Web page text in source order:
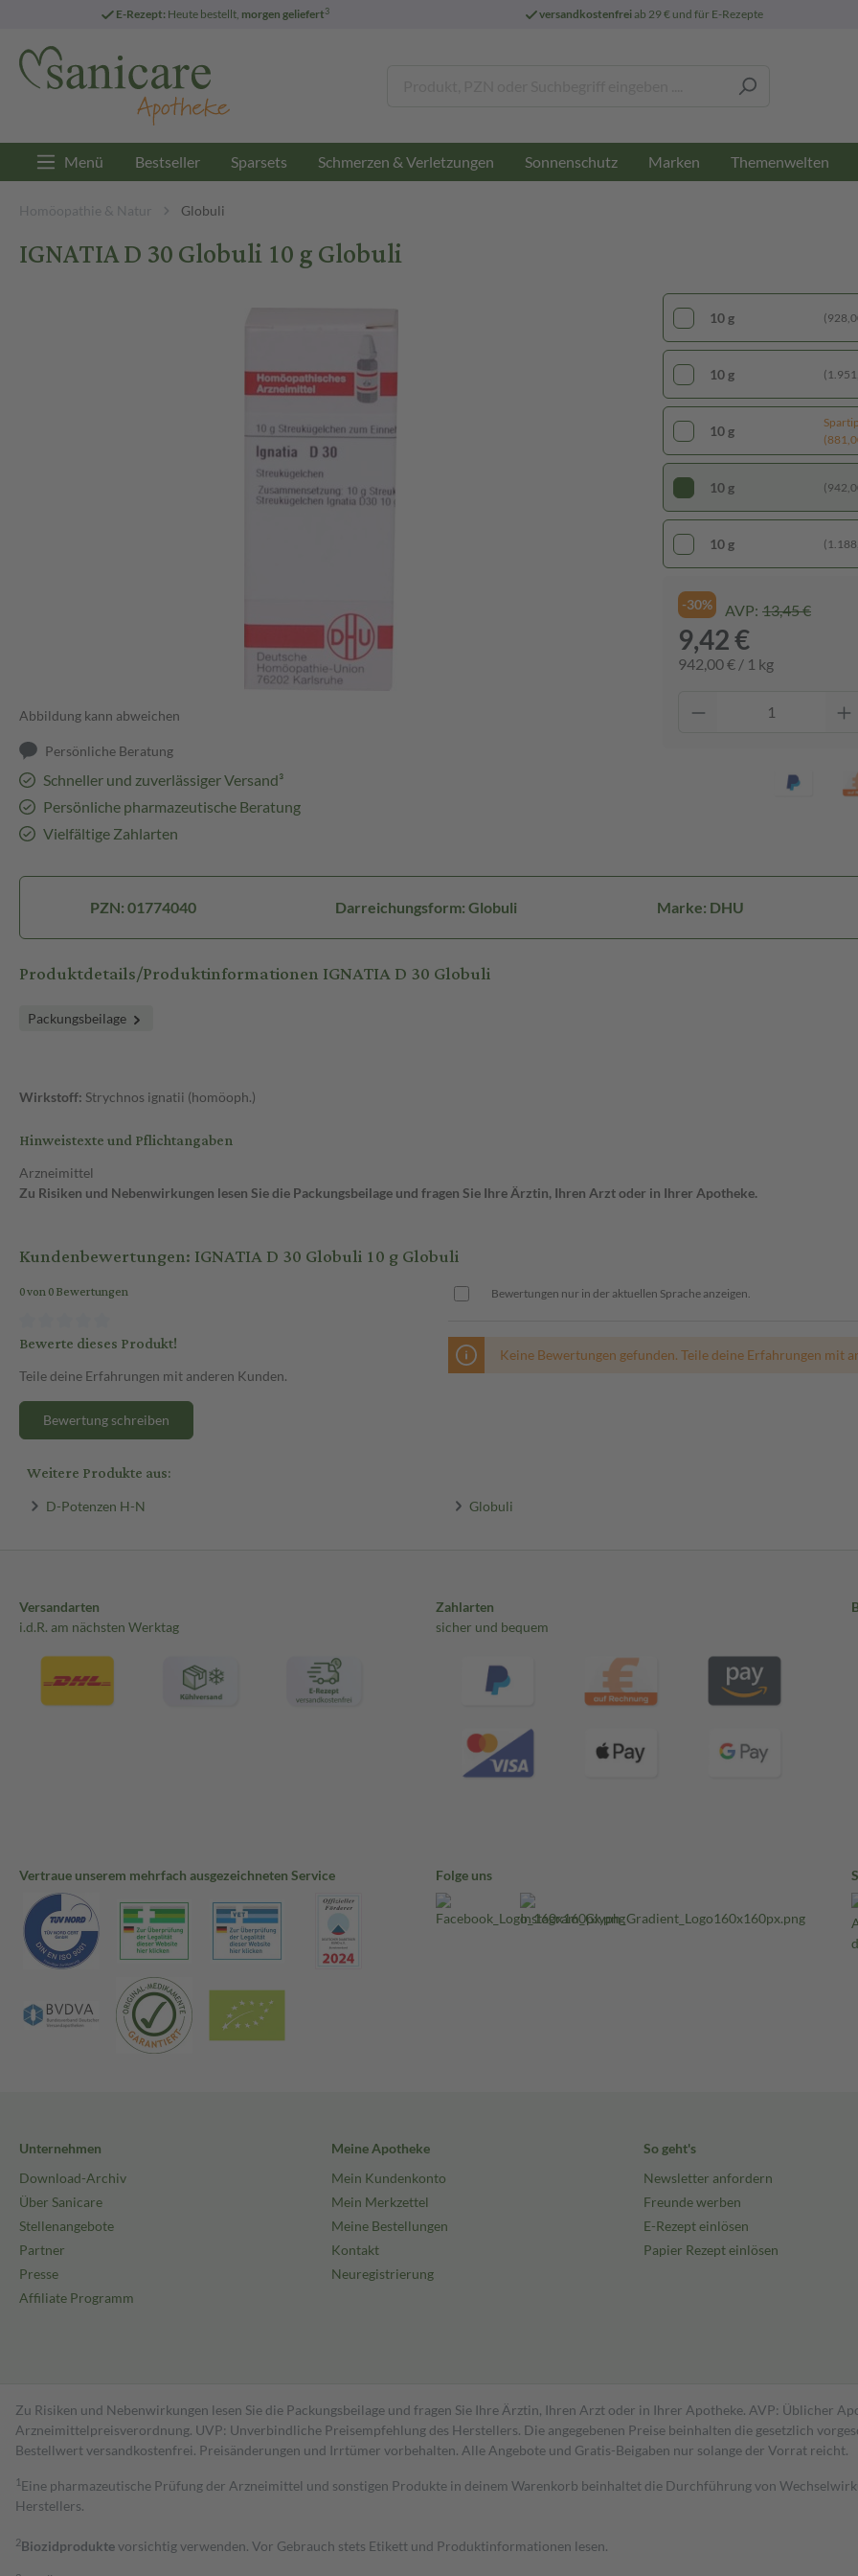
E-Rezept: Heute bestellt, morgen geliefert3 versandkostenfreiab 29 € und für E-Rezepte
Menü Bestseller Sparsets Schmerzen & Verletzungen Sonnenschutz Marken Themenwelten
Homöopathie & Natur Globuli
IGNATIA D 30 Globuli 10 g Globuli
Abbildung kann abweichen
Persönliche Beratung
Schneller und zuverlässiger Versand³
Persönliche pharmazeutische Beratung
Vielfältige Zahlarten
10 g
10 g
10 g
10 g
10 g
-30% AVP: 13,45 €
9,42 €
942,00 € / 1 kg
PZN: 01774040 Darreichungsform: Globuli Marke: DHU
Produktdetails/Produktinformationen IGNATIA D 30 Globuli
Packungsbeilage
Wirkstoff: Strychnos ignatii (homöoph.)
Hinweistexte und Pflichtangaben
Arzneimittel
Zu Risiken und Nebenwirkungen lesen Sie die Packungsbeilage und fragen Sie Ihre Ärztin, Ihren Arzt oder in Ihrer Apotheke.
Kundenbewertungen: IGNATIA D 30 Globuli 10 g Globuli
0 von 0 Bewertungen
Bewerte dieses Produkt!
Teile deine Erfahrungen mit anderen Kunden.
Bewertung schreiben
Bewertungen nur in der aktuellen Sprache anzeigen.
Keine Bewertungen gefunden. Teile deine Erfahrungen mit
Weitere Produkte aus:
D-Potenzen H-N Globuli
Versandarten
i.d.R. am nächsten Werktag
Zahlarten
sicher und bequem
Vertraue unserem mehrfach ausgezeichneten Service Folge uns
Unternehmen
Download-Archiv
Über Sanicare
Stellenangebote
Partner
Presse
Affiliate Programm
Meine Apotheke
Mein Kundenkonto
Mein Merkzettel
Meine Bestellungen
Kontakt
Neuregistrierung
So geht's
Newsletter anfordern
Freunde werben
E-Rezept einlösen
Papier Rezept einlösen
Zu Risiken und Nebenwirkungen lesen Sie die Packungsbeilage und fragen Sie Ihre Ärztin, Ihren Arzt oder in Ihrer Apotheke. AVP: Üblicher
Arzneimittelpreisverordnung. UVP: Unverbindliche Preisempfehlung des Herstellers. Die angegebenen Preise beinhalten die gesetzlich
Bestell­wert versand­kosten­frei. Preisänderungen und Irrtümer vorbehalten. Alle Angebote und Gratis-Beigaben nur solange der Vorrat reicht.
1 Eine pharmazeutische Prüfung der Arzneimittel und sonstigen Produkte in deinem Warenkorb beinhaltet die Durchführung von
Herstellers.
2Biozidproduktevorsichtig verwenden. Vor Gebrauch stets Etikett und Produktinformationen lesen.